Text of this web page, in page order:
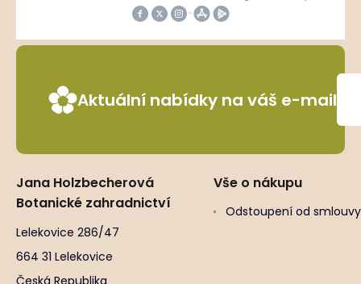
Aktuální nabídky na váš e-mail
Jana Holzbecherová
Botanické zahradnictví
Lelekovice 286/47
664 31 Lelekovice
Vše o nákupu
Odstoupení od smlouvy